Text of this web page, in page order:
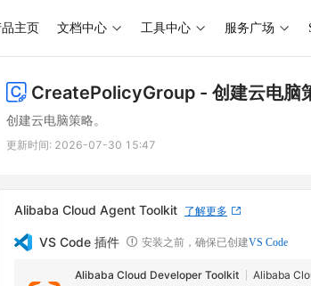
主页 文档中心 工具中心 服务广场
CreatePolicyGroup - 创建云电脑
创建云电脑策略。
更新时间: 2026-07-30 15:47
Alibaba Cloud Agent Toolkit 了解更多
VS Code 插件 安装之前，确保已创建VS Code
Alibaba Cloud Developer Toolkit Alibaba